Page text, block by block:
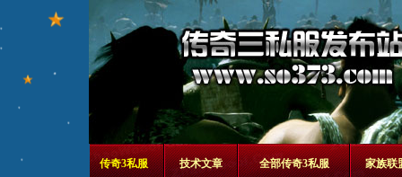
传奇3私服 技术文章 全部传奇3私服 家族联